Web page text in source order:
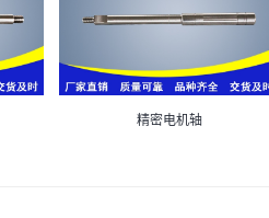
精密电机轴